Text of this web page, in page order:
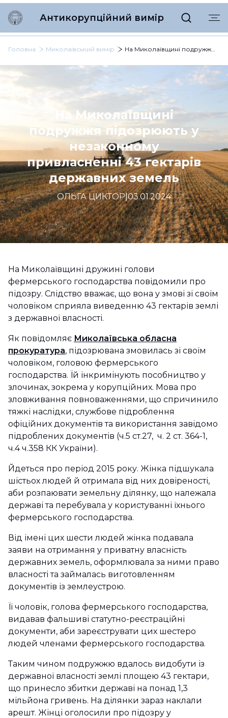
Антикорупційний вимір
Головна Миколаївський вимір На Миколаївщині подружжя підозрюють у незаконному привласненні 43 гектарів державних земель
На Миколаївщині
подружжя підозрюють у
незаконному
привласненні 43 гектарів
державних земель
ОЛЬГА ЦИКТОР|03.01.2024
На Миколаївщині дружині голови
фермерського господарства повідомили про
підозру. Слідство вважає, що вона у змові зі своїм
чоловіком сприяла виведенню 43 гектарів землі
з державної власності.
Як повідомляє Миколаївська обласна
прокуратура, підозрювана змовилась зі своїм
чоловіком, головою фермерського
господарства. Їй інкримінують пособництво у
злочинах, зокрема у корупційних. Мова про
зловживання повноваженнями, що спричинило
тяжкі наслідки, службове підроблення
офіційних документів та використання завідомо
підроблених документів (ч.5 ст.27, ч. 2 ст. 364-1,
ч.4 ч.358 КК України).
Йдеться про період 2015 року. Жінка підшукала
шістьох людей й отримала від них довіреності,
аби розпаювати земельну ділянку, що належала
державі та перебувала у користуванні їхнього
фермерського господарства.
Від імені цих шести людей жінка подавала
заяви на отримання у приватну власність
державних земель, оформлювала за ними право
власності та займалась виготовленням
документів із землеустрою.
Її чоловік, голова фермерського господарства,
видавав фальшиві статутно-реєстраційні
документи, аби зареєструвати цих шестеро
людей членами фермерського господарства.
Таким чином подружжю вдалось видобути із
державної власності землі площею 43 гектари,
що принесло збитки державі на понад 1,3
мільйона гривень. На ділянки зараз наклали
арешт. Жінці оголосили про підозру у